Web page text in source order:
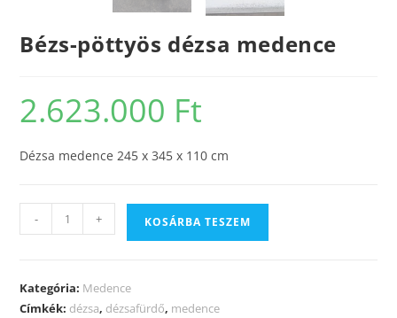
Bézs-pöttyös dézsa medence
2.623.000 Ft
Dézsa medence 245 x 345 x 110 cm
- + KOSÁRBA TESZEM
Kategória: Medence
Címkék: dézsa, dézsafürdő, medence